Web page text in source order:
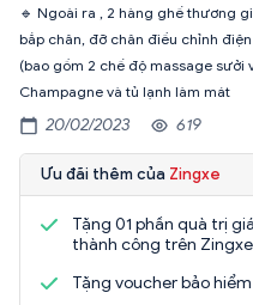
🔹 Ngoài ra , 2 hàng ghế thương
bắp chân, đỡ chân điều chỉnh
(bao gồm 2 chế độ massage sưởi
Champagne và tủ lạnh làm mát
20/02/2023 619
Ưu đãi thêm của Zingxe
Tặng 01 phần quà trị
thành công trên Zingxe
Tặng voucher bảo